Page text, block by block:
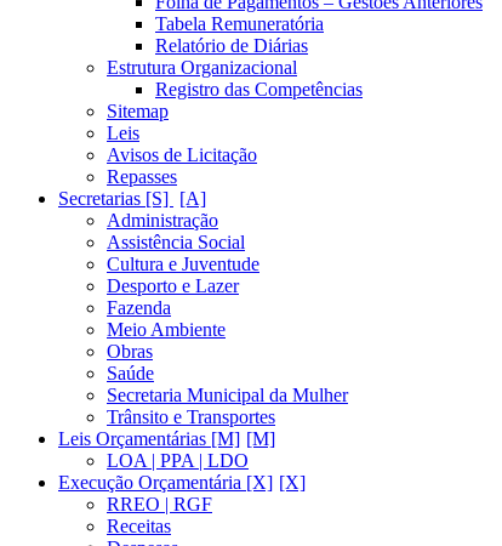
Tabela Remuneratória
Relatório de Diárias
Estrutura Organizacional
Registro das Competências
Sitemap
Leis
Avisos de Licitação
Repasses
Secretarias [S]
Administração
Assistência Social
Cultura e Juventude
Desporto e Lazer
Fazenda
Meio Ambiente
Obras
Saúde
Secretaria Municipal da Mulher
Trânsito e Transportes
Leis Orçamentárias [M]
LOA | PPA | LDO
Execução Orçamentária [X]
RREO | RGF
Receitas